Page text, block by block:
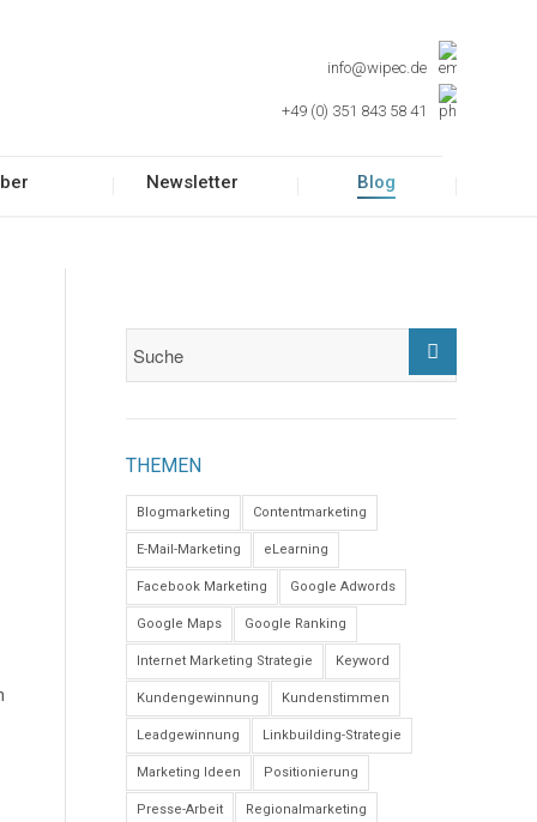
info@wipec.de
+49 (0) 351 843 58 41
Newsletter Blog
THEMEN
Blogmarketing Contentmarketing
E-Mail-Marketing eLearning
Facebook Marketing Google Adwords
Google Maps Google Ranking
Internet Marketing Strategie Keyword
Kundengewinnung Kundenstimmen
Leadgewinnung Linkbuilding-Strategie
Marketing Ideen Positionierung
Presse-Arbeit Regionalmarketing